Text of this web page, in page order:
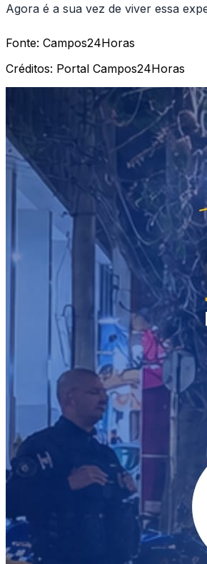
Agora é a sua vez de viver essa
Fonte: Campos24Horas
Créditos: Portal Campos24Horas